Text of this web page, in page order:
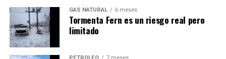
GAS NATURAL 6 meses
Tormenta Fern es un riesgo real pero
limitado